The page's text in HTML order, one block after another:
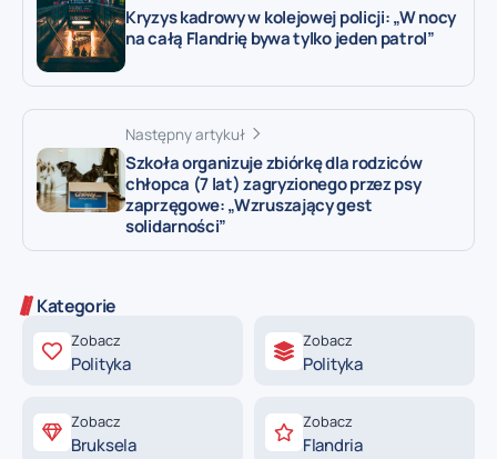
Kryzys kadrowy w kolejowej policji: „W nocy
na całą Flandrię bywa tylko jeden patrol”
Następny artykuł
Szkoła organizuje zbiórkę dla rodziców
chłopca (7 lat) zagryzionego przez psy
zaprzęgowe: „Wzruszający gest
solidarności”
Kategorie
Zobacz
Polityka
Zobacz
Polityka
Zobacz
Bruksela
Zobacz
Flandria